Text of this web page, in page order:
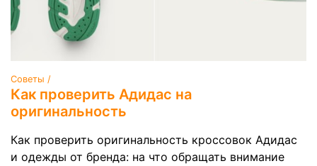
Советы /
Как проверить Адидас на
оригинальность
Как проверить оригинальность кроссовок Адидас
и одежды от бренда: на что обращать внимание